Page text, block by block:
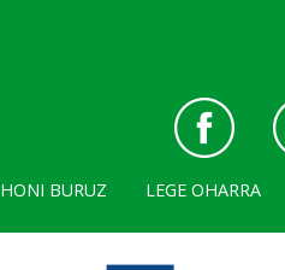
HONI BURUZ LEGE OHARRA